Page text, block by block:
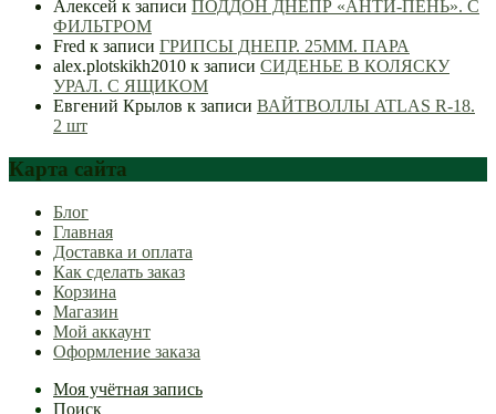
Алексей к записи ПОДДОН ДНЕПР «АНТИ-ПЕНЬ». С
ФИЛЬТРОМ
Fred к записи ГРИПСЫ ДНЕПР. 25ММ. ПАРА
alex.plotskikh2010 к записи СИДЕНЬЕ В КОЛЯСКУ
УРАЛ. С ЯЩИКОМ
Евгений Крылов к записи ВАЙТВОЛЛЫ ATLAS R-18.
2 шт
Карта сайта
Блог
Главная
Доставка и оплата
Как сделать заказ
Корзина
Магазин
Мой аккаунт
Оформление заказа
Моя учётная запись
Поиск